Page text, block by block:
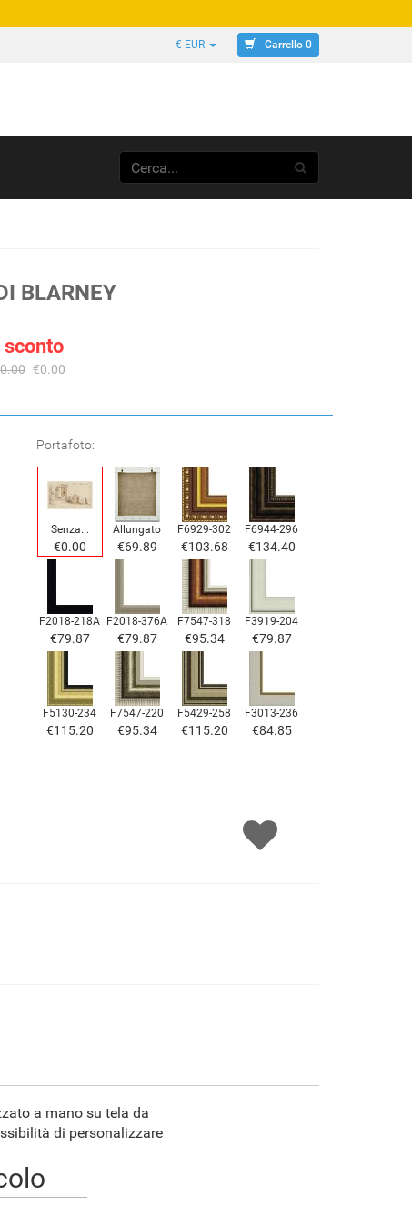
€ EUR Carrello 0
BLARNEY
sconto
€0.00
Portafoto:
Senza...
€0.00
Allungato
€69.89
F6929-302
€103.68
F6944-296
€134.40
F2018-218A
€79.87
F2018-376A
€79.87
F7547-318
€95.34
F3919-204
€79.87
F5130-234
€115.20
F7547-220
€95.34
F5429-258
€115.20
F3013-236
€84.85
€111.36
a mano su tela da
di personalizzare